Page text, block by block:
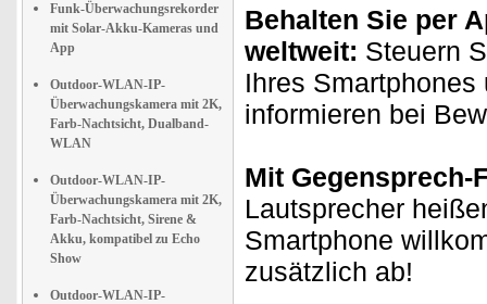
Funk-Überwachungsrekorder
mit Solar-Akku-Kameras und
App
Outdoor-WLAN-IP-
Überwachungskamera mit 2K,
Farb-Nachtsicht, Dualband-
WLAN
Outdoor-WLAN-IP-
Überwachungskamera mit 2K,
Farb-Nachtsicht, Sirene &
Akku, kompatibel zu Echo
Show
Outdoor-WLAN-IP-
Behalten Sie per
weltweit: Steuern
Ihres
informieren bei
Mit Gegensprech-
Lautsprecher
Smartphone
zusätzlich ab!